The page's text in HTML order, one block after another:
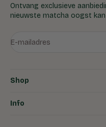
Ontvang exclusieve
nieuwste matcha oogst kan
E-mailadres
Shop
Info